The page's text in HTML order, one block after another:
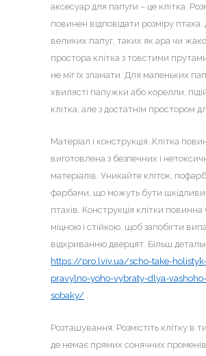
аксесуар для папуги – це клітка.
повинен відповідати розміру птаха.
великих папуг, таких як ара чи
простора клітка з товстими
не міг їх зламати. Для маленьких
хвилясті папужки або корелли,
клітка, але з достатнім простором
Матеріал і конструкція. Клітка
виготовлена з безпечних і
матеріалів. Уникайте кліток,
фарбами, що можуть бути
птахів. Конструкція клітки повинна
міцною і стійкою, щоб запобігти
відкриванню дверцят. Більш
https://pro.lviv.ua/scho-take-
pravylno-yoho-vybraty-dlya-
sobaky/ .
Розташування. Розмістіть клітку в
де немає прямих сонячних променів,